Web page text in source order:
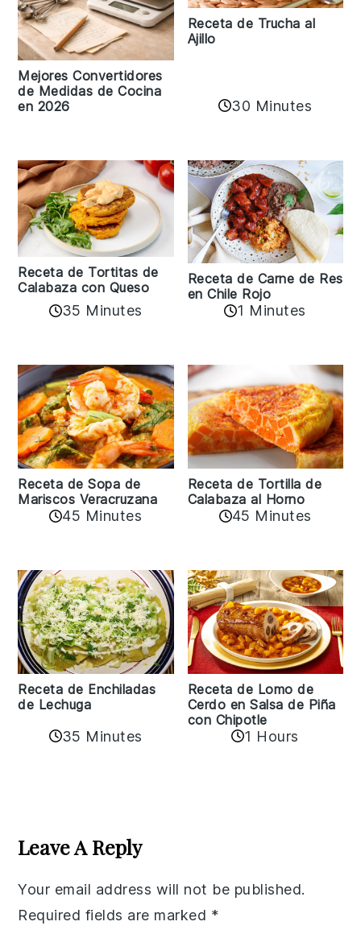
Mejores Convertidores
de Medidas de Cocina
en 2026
Receta de Trucha al
Ajillo
30 Minutes
Receta de Tortitas de
Calabaza con Queso
35 Minutes
Receta de Carne de Res
en Chile Rojo
1 Minutes
Receta de Sopa de
Mariscos Veracruzana
45 Minutes
Receta de Tortilla de
Calabaza al Horno
45 Minutes
Receta de Enchiladas
de Lechuga
35 Minutes
Receta de Lomo de
Cerdo en Salsa de Piña
con Chipotle
1 Hours
Interactions
Leave A Reply
Your email address will not be published.
Required fields are marked *